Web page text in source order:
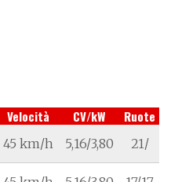
Velocità CV/kW Ruote
45 km/h 5,16/3,80 21/